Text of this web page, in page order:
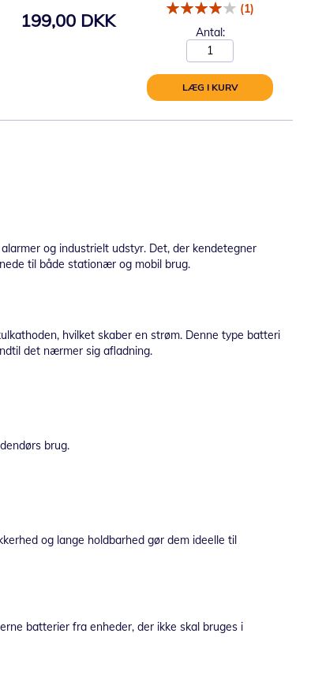
199,00 DKK
(1)
Antal:
LÆG I KURV
og industrielt udstyr. Det, der kendetegner
til både stationær og mobil brug.
hvilket skaber en strøm. Denne type batteri
det nærmer sig afladning.
brug.
og lange holdbarhed gør dem ideelle til
batterier fra enheder, der ikke skal bruges i